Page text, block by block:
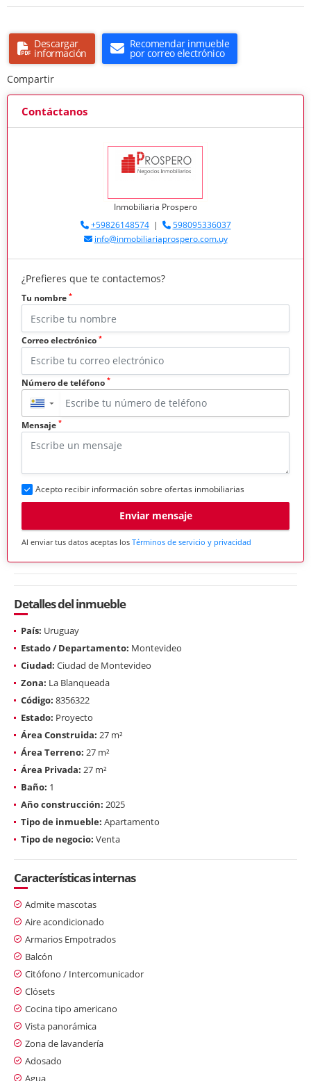
Descargar
información
Recomendar inmueble
por correo electrónico
Compartir
Contáctanos
Inmobiliaria Prospero
+59826148574|
598095336037
info@inmobiliariaprospero.com.uy
¿Prefieres que te contactemos?
Tu nombre *
Correo electrónico *
Número de teléfono *
▼
Mensaje *
Acepto recibir información sobre ofertas inmobiliarias
Enviar mensaje
Al enviar tus datos aceptas los Términos de servicio y privacidad
Detalles del inmueble
País: Uruguay
Estado / Departamento: Montevideo
Ciudad: Ciudad de Montevideo
Zona: La Blanqueada
Código: 8356322
Estado: Proyecto
Área Construida: 27 m²
Área Terreno: 27 m²
Área Privada: 27 m²
Baño: 1
Año construcción: 2025
Tipo de inmueble: Apartamento
Tipo de negocio: Venta
Características internas
Admite mascotas
Aire acondicionado
Armarios Empotrados
Balcón
Citófono / Intercomunicador
Clósets
Cocina tipo americano
Vista panorámica
Zona de lavandería
Adosado
Agua